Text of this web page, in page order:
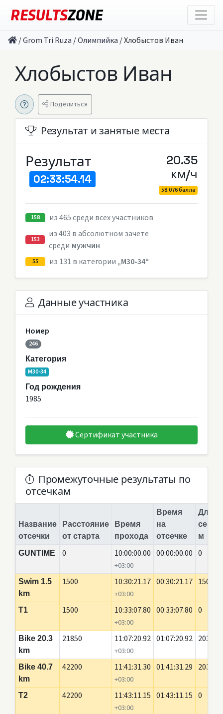
/Grom Tri Ruza /Олимпийка /Хлобыстов Иван
Хлобыстов Иван
Поделиться
Результат и занятые места
Результат
02:33:54.14
20.35
км/ч
58.076 балла
158 из 465 среди всех участников
153
из 403 в абсолютном зачете
среди мужчин
55 из 131 в категории „M30-34“
Данные участника
Номер
246
Категория
M30-34
Год рождения
1985
Сертификат участника
Промежуточные результаты по
отсечкам
Название
отсечки
Расстояние
от старта
Время
прохода
Время
на
отсечке
Длина
м
GUNTIME
0 10:00:00.00
+03:00
00:00:00.00 0
Swim 1.5
km
1500 10:30:21.17
+03:00
00:30:21.17 1500
T1 1500 10:33:07.80
+03:00
00:33:07.80 0
Bike 20.3
km
21850 11:07:20.92
+03:00
01:07:20.92 20350
Bike 40.7
km
42200 11:41:31.30
+03:00
01:41:31.29 20350
T2 42200 11:43:11.15
+03:00
01:43:11.15 0